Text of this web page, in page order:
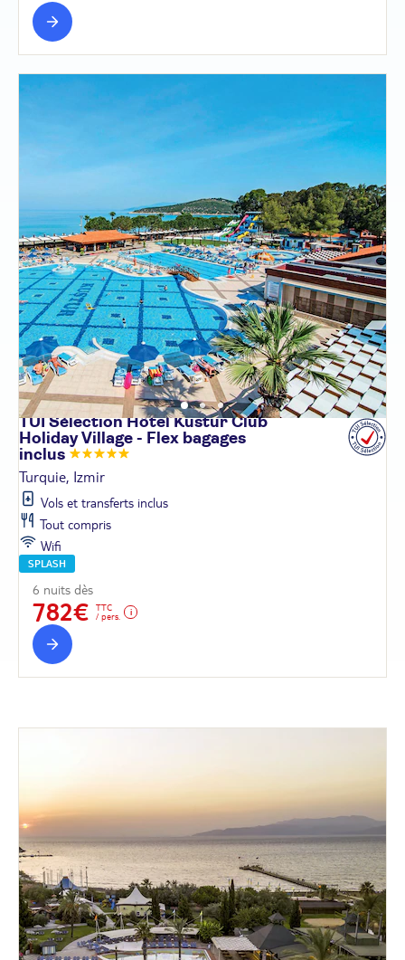
TUI Sélection Hôtel Kustur Club
Holiday Village - Flex bagages
inclus
Turquie, Izmir
Vols et transferts inclus
Tout compris
Wifi
SPLASH
6 nuits dès
782€
TTC
/ pers.